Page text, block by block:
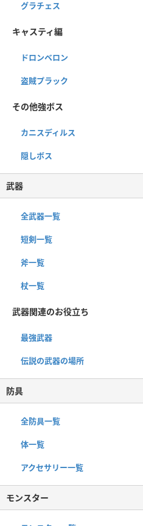
グラチェス
キャスティ編
ドロンベロン
盗賊プラック
その他強ボス
カニスディルス
隠しボス
武器
全武器一覧
短剣一覧
斧一覧
杖一覧
武器関連のお役立ち
最強武器
伝説の武器の場所
防具
全防具一覧
体一覧
アクセサリー一覧
モンスター